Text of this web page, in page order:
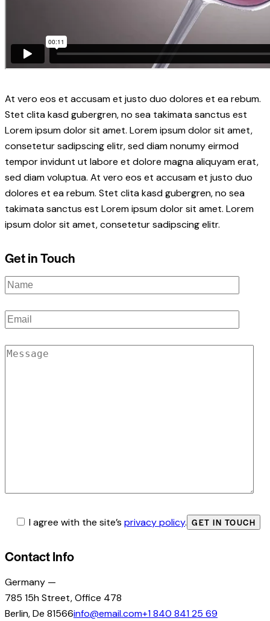
At vero eos et accusam et justo duo dolores et ea rebum.
Stet clita kasd gubergren, no sea takimata sanctus est
Lorem ipsum dolor sit amet. Lorem ipsum dolor sit amet,
consetetur sadipscing elitr, sed diam nonumy eirmod
tempor invidunt ut labore et dolore magna aliquyam erat,
sed diam voluptua. At vero eos et accusam et justo duo
dolores et ea rebum. Stet clita kasd gubergren, no sea
takimata sanctus est Lorem ipsum dolor sit amet. Lorem
ipsum dolor sit amet, consetetur sadipscing elitr.
Get in Touch
I agree with the site’s privacy policy.
Contact Info
Germany —
785 15h Street, Office 478
Berlin, De 81566info@email.com+1 840 841 25 69